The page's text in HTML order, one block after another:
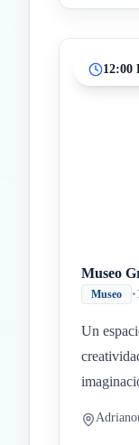
12:00
Museo
Museo •
Un